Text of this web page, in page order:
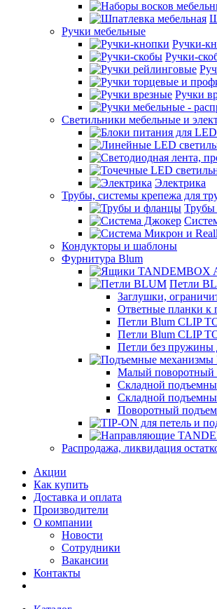
Ручки мебельные
Ручки-
Ручки-
Ручки
Светильники мебельные и
Электрика
Трубы, системы крепежа для
Кондукторы и шаблоны
Фурнитура Blum
Петли
Заглушки,
Ответные планки к
Петли Blum CLIP
Петли Blum CLIP
Петли без пружины
Малый поворотный
Складной
Складной
Поворотный
Распродажа, ликвидация
Акции
Как купить
Доставка и оплата
Производители
О компании
Новости
Сотрудники
Вакансии
Контакты